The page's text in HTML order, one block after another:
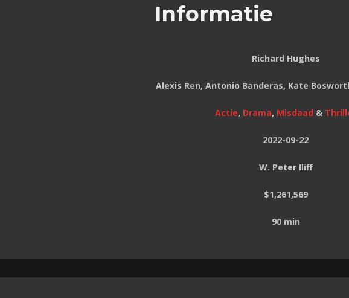
Informatie
Richard Hughes
Alexis Ren, Antonio Banderas, Kate
Actie, Drama, Misdaad &
2022-09-22
W. Peter Iliff
$1,261,569
90 min